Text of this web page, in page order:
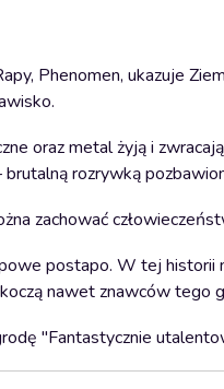
Phenomen, ukazuje
oraz metal żyją i
rozrywką
zachować
postapo. W tej historii
nawet znawców tego
"Fantastycznie